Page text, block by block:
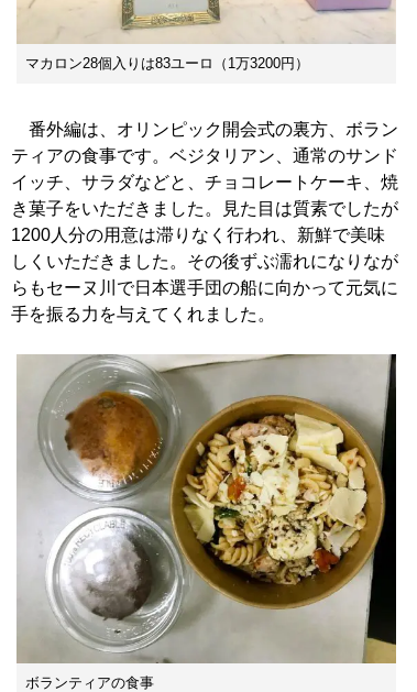
マカロン28個入りは83ユーロ（1万3200円）
番外編は、オリンピック開会式の裏方、ボラン
ティアの食事です。ベジタリアン、通常のサンド
イッチ、サラダなどと、チョコレートケーキ、焼
き菓子をいただきました。見た目は質素でしたが
1200人分の用意は滞りなく行われ、新鮮で美味
しくいただきました。その後ずぶ濡れになりなが
らもセーヌ川で日本選手団の船に向かって元気に
手を振る力を与えてくれました。
ボランティアの食事